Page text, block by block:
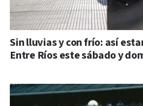
Sin lluvias y con frío: así
Entre Ríos este sábado y